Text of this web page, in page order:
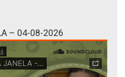
– 04-08-2026